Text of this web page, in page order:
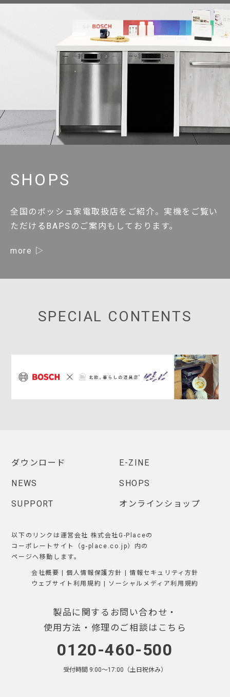
SHOPS
全国のボッシュ家電取扱店をご紹介。実機をご覧い
ただけるBAPSのご案内もしております。
more
SPECIAL CONTENTS
ダウンロード E-ZINE
NEWS SHOPS
SUPPORT オンラインショップ
以下のリンクは運営会社 株式会社G-Placeの
コーポレートサイト（g-place.co.jp）内の
ページへ移動します。
会社概要 |個人情報保護方針 | 情報セキュリティ方針
ウェブサイト利用規約 | ソーシャルメディア利用規約
製品に関するお問い合わせ・
使用方法・修理のご相談はこちら
0120-460-500
受付時間 9:00〜17:00（土日祝休み）